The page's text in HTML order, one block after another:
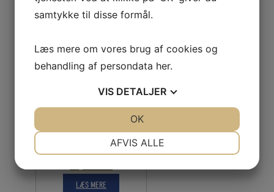
pris
106,00 DKK.
pris
95,40 DKK.
BOSCH OLIEFILTER
oprindelige
aktuelle
LÆS MERE
samtykke til disse formål.
Læs mere om vores brug af cookies og
behandling af persondata her.
VIS DETALJER
MARKETING
AFVIS ALLE
OK